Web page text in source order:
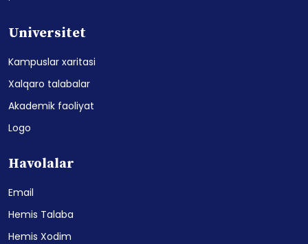
Universitet
Kampuslar xaritasi
Xalqaro talabalar
Akademik faoliyat
Logo
Havolalar
Email
Hemis Talaba
Hemis Xodim